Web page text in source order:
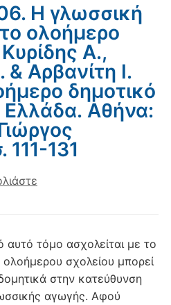
Η γλωσσική
ολοήμερο
Α.,
& Αρβανίτη Ι.
δημοτικό
Ελλάδα. Αθήνα:
131
τόμο ασχολείται με το
σχολείου μπορεί
στην κατεύθυνση
αγωγής. Αφού